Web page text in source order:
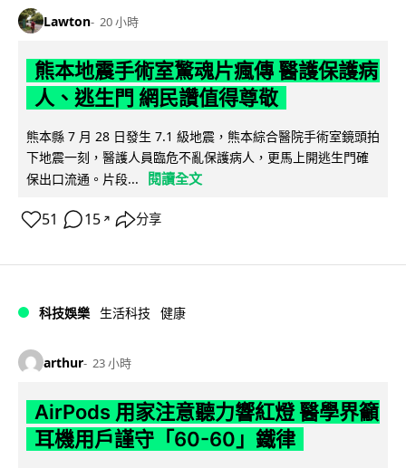
Lawton 20 小時
熊本地震手術室驚魂片瘋傳 醫護保護病
人、逃生門 網民讚值得尊敬
熊本縣 7 月 28 日發生 7.1 級地震，熊本綜合醫院手術室鏡頭拍
下地震一刻，醫護人員臨危不亂保護病人，更馬上開逃生門確
保出口流通。片段...
閱讀全文
51 15 ↗ 分享
科技娛樂 生活科技 健康
arthur 23 小時
AirPods 用家注意聽力響紅燈 醫學界籲
耳機用戶謹守「60-60」鐵律